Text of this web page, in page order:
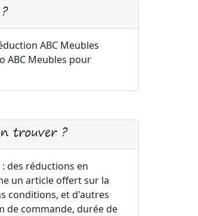
ABC Meubles
ABC Meubles pour
trouver ?
des réductions en
un article offert sur la
conditions, et d'autres
commande, durée de